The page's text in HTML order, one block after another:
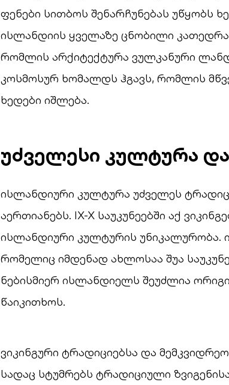
ფენები სითბოს შენარჩუნებას უწყობს
ისლანდიის ყველაზე ცნობილი
რომლის არქიტექტურა ვულკანური
კოსმოსურ ხომალდს ჰგავს, რომლის
ხედები იშლება.
უძველესი კულტურა
ისლანდიური კულტურა უძველეს
აერთიანებს. IX-X საუკუნეებში აქ
ისლანდიური კულტურის უნიკალურობა.
რომელიც იმდენად ახლოსაა შუა
ნებისმიერ ისლანდიელს შეუძლია
წაიკითხოს.
ვიკინგური ტრადიციებსა და
სადაც სტუმრებს ტრადიციული